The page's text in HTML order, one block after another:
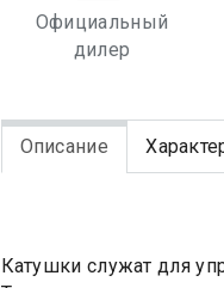
Официальный
дилер
Описание
Катушки служат для